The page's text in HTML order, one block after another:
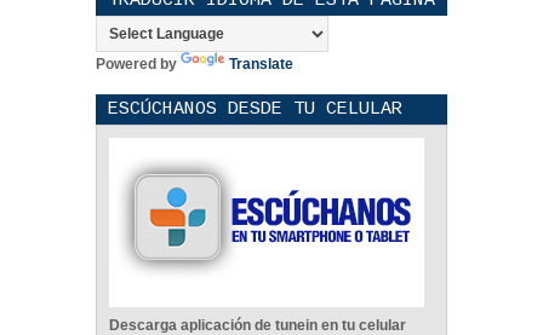
Powered by Translate
ESCÚCHANOS DESDE TU CELULAR
Descarga aplicación de tunein en tu celular